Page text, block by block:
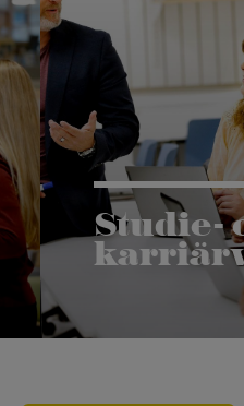
Studie-
Funderar du på att
studie- och